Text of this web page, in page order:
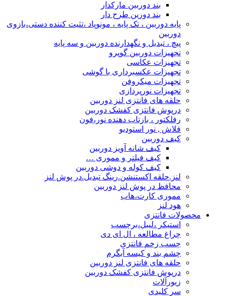
بند دوربین مارکدار
بند دورین طرح دار
پایه دوربین ، تک پایه ، مونوپاد ،تثیت کننده دستی،بازوی
دوربین
پیچ ، تبدیل و نگهدارنده دوربین و سه پایه
تجهیزات دوربین گوپرو
تجهیزات عکاسی
تجهیزات عکسبرداری با گوشی
تجهیزات میکروفن
تجهیزات نورپردازی
حلقه های فانتزی لنز دوربین
درپوش فانتزی کفشک دوربین
رفلکتور ، بازتاب دهنده نور،فون
فلاش , نور استودیو
کیف دوربین
کیف شانه آویز دوربین
کیف فیلتر و مموری …
کیف کوله و دوشی دوربین
لنز.حلقه اکستنشن.رینگ تبدیل.در پوش لنز
محافظ در پوش لنز دوربین
مموری کارت،هاب
هود لنز
محصولات فانتزی
استیکر ،لیبل،برچسب
چراغ مطالعه ، ال ای دی
چسب زخم فانتزی
چشم بند و کیسه آبگرم
حلقه های فانتزی لنز دوربین
درپوش فانتزی کفشک دوربین
زیورآلات
سر کلیدی